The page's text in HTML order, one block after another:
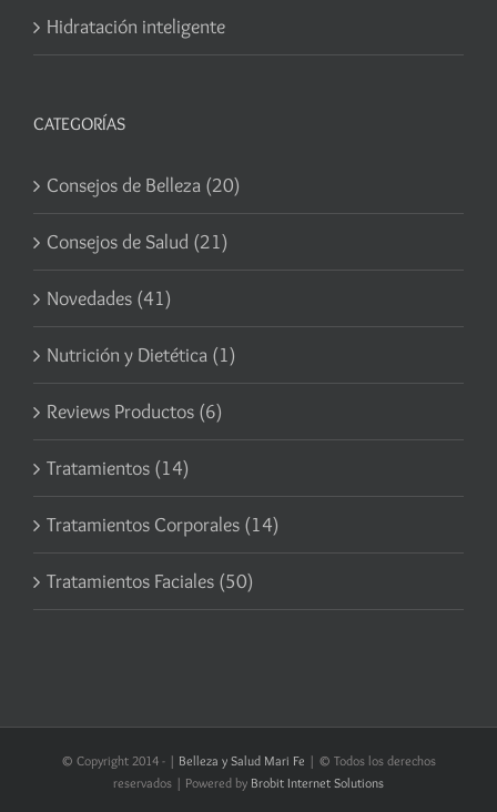
Hidratación inteligente
CATEGORÍAS
Consejos de Belleza (20)
Consejos de Salud (21)
Novedades (41)
Nutrición y Dietética (1)
Reviews Productos (6)
Tratamientos (14)
Tratamientos Corporales (14)
Tratamientos Faciales (50)
© Copyright 2014 - | Belleza y Salud Mari Fe | © Todos los derechos
reservados | Powered by Brobit Internet Solutions